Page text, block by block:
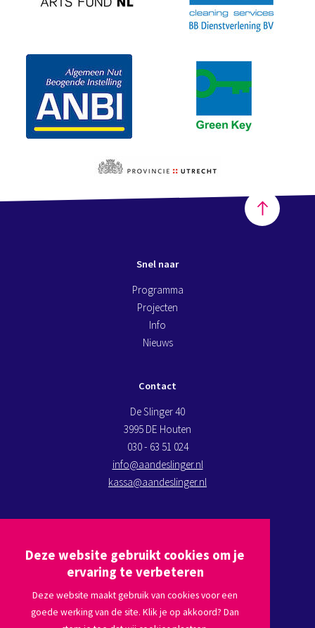
Deze website gebruikt cookies om je
ervaring te verbeteren
Deze website maakt gebruik van cookies voor een
goede werking van de site. Klik je op akkoord? Dan
Snel naar
Programma
Projecten
Info
Nieuws
Contact
De Slinger 40
3995 DE Houten
030 - 63 51 024
info@aandeslinger.nl
kassa@aandeslinger.nl
Plan een route via Google maps
Volg ons